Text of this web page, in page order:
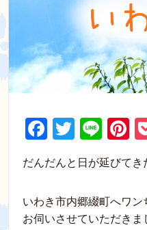
F
c
e
b
T
wi
tt
er
Li
n
e
e
st
だんだんと日が延びてき
いわき市内郷綴町へワ
お伺いさせていただきま